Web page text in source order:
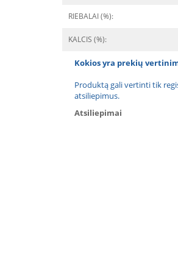
RIEBALAI (%):
KALCIS (%):
Kokios yra prekių
Produktą gali vertinti tik
atsiliepimus.
Atsiliepimai